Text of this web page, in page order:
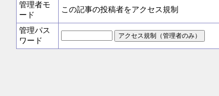
管理者モ
ード
この記事の投稿者をアクセス規制
管理パス
ワード